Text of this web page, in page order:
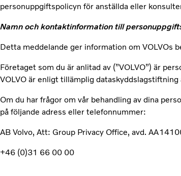
personuppgiftspolicyn för anställda eller
Namn och kontaktinformation till
Detta meddelande ger information om VOLVOs
Företaget som du är anlitad av (”VOLVO”) är
VOLVO är enligt tillämplig
Om du har frågor om vår behandling av dina
på följande adress eller telefonnummer:
AB Volvo, Att: Group Privacy Office, avd.
+46 (0)31 66 00 00